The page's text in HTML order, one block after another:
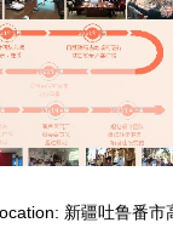
新疆吐鲁番市